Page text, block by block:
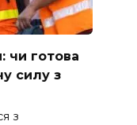
чи готова
силу з
з